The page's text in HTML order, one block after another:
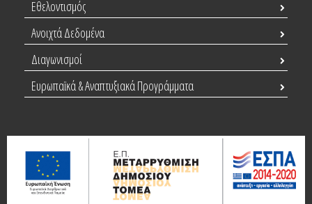
Εθελοντισμός
Ανοιχτά Δεδομένα
Διαγωνισμοί
Ευρωπαϊκά & Αναπτυξιακά Προγράμματα